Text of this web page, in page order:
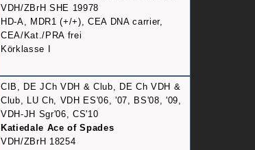
VDH/ZBrH SHE 19978
HD-A, MDR1 (+/+), CEA DNA carrier,
CEA/Kat./PRA frei
Körklasse I
CIB, DE JCh VDH & Club, DE Ch VDH &
Club, LU Ch, VDH ES'06, '07, BS'08, '09,
VDH-JH Sgr'06, CS'10
Katiedale Ace of Spades
VDH/ZBrH 18254